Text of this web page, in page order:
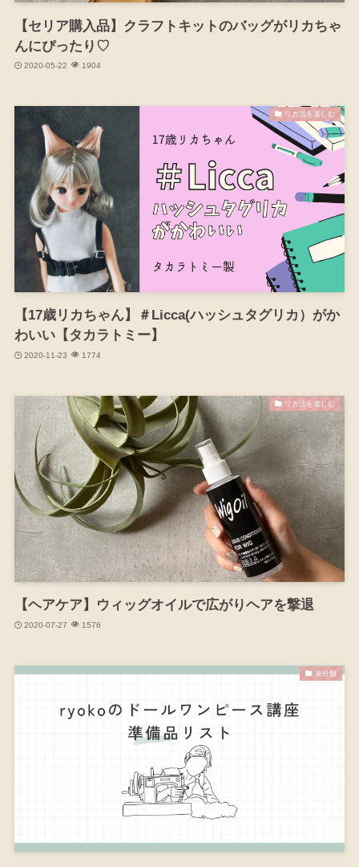
【セリア購入品】クラフトキットのバッグがリカちゃ
んにぴったり♡
2020-05-22 1904
リカ活を楽しむ
【17歳リカちゃん】＃Licca(ハッシュタグリカ）がか
わいい【タカラトミー】
2020-11-23 1774
リカ活を楽しむ
【ヘアケア】ウィッグオイルで広がりヘアを撃退
2020-07-27 1576
未分類